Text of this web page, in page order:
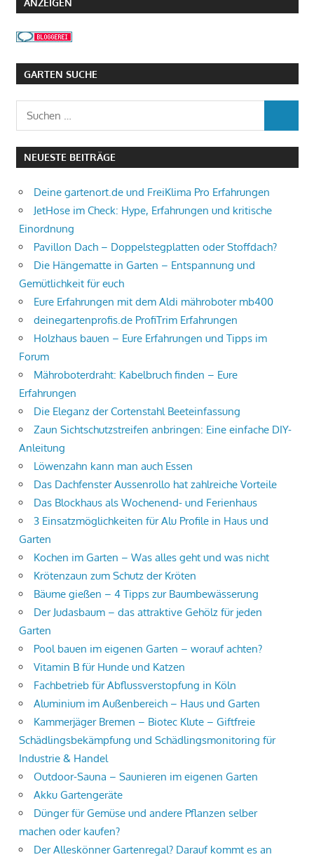
ANZEIGEN
GARTEN SUCHE
NEUESTE BEITRÄGE
Deine gartenort.de und FreiKlima Pro Erfahrungen
JetHose im Check: Hype, Erfahrungen und kritische
Einordnung
Pavillon Dach – Doppelstegplatten oder Stoffdach?
Die Hängematte in Garten – Entspannung und
Gemütlichkeit für euch
Eure Erfahrungen mit dem Aldi mähroboter mb400
deinegartenprofis.de ProfiTrim Erfahrungen
Holzhaus bauen – Eure Erfahrungen und Tipps im
Forum
Mähroboterdraht: Kabelbruch finden – Eure
Erfahrungen
Die Eleganz der Cortenstahl Beeteinfassung
Zaun Sichtschutzstreifen anbringen: Eine einfache DIY-
Anleitung
Löwenzahn kann man auch Essen
Das Dachfenster Aussenrollo hat zahlreiche Vorteile
Das Blockhaus als Wochenend- und Ferienhaus
3 Einsatzmöglichkeiten für Alu Profile in Haus und
Garten
Kochen im Garten – Was alles geht und was nicht
Krötenzaun zum Schutz der Kröten
Bäume gießen – 4 Tipps zur Baumbewässerung
Der Judasbaum – das attraktive Gehölz für jeden
Garten
Pool bauen im eigenen Garten – worauf achten?
Vitamin B für Hunde und Katzen
Fachbetrieb für Abflussverstopfung in Köln
Aluminium im Außenbereich – Haus und Garten
Kammerjäger Bremen – Biotec Klute – Giftfreie
Schädlingsbekämpfung und Schädlingsmonitoring für
Industrie & Handel
Outdoor-Sauna – Saunieren im eigenen Garten
Akku Gartengeräte
Dünger für Gemüse und andere Pflanzen selber
machen oder kaufen?
Der Alleskönner Gartenregal? Darauf kommt es an